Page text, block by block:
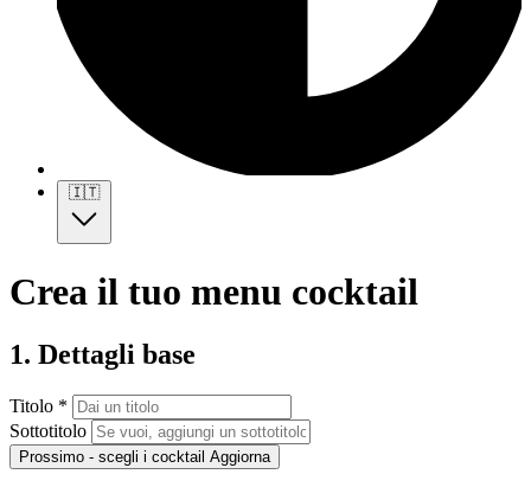
🇮🇹
Crea il tuo menu cocktail
1. Dettagli base
Titolo *
Sottotitolo
Prossimo - scegli i cocktail Aggiorna